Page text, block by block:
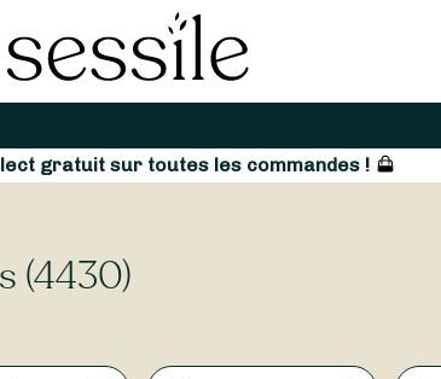
gratuit sur toutes les commandes !
(4430)